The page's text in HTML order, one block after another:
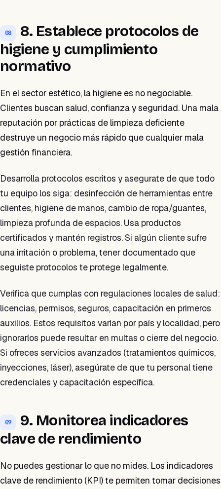
08
8. Establece protocolos de
higiene y cumplimiento
normativo
En el sector estético, la higiene es no negociable.
Clientes buscan salud, confianza y seguridad. Una mala
reputación por prácticas de limpieza deficiente
destruye un negocio más rápido que cualquier mala
gestión financiera.
Desarrolla protocolos escritos y asegurate de que todo
tu equipo los siga: desinfección de herramientas entre
clientes, higiene de manos, cambio de ropa/guantes,
limpieza profunda de espacios. Usa productos
certificados y mantén registros. Si algún cliente sufre
una irritación o problema, tener documentado que
seguiste protocolos te protege legalmente.
Verifica que cumplas con regulaciones locales de salud:
licencias, permisos, seguros, capacitación en primeros
auxilios. Estos requisitos varían por país y localidad, pero
ignorarlos puede resultar en multas o cierre del negocio.
Si ofreces servicios avanzados (tratamientos químicos,
inyecciones, láser), asegúrate de que tu personal tiene
credenciales y capacitación específica.
09
9. Monitorea indicadores
clave de rendimiento
No puedes gestionar lo que no mides. Los indicadores
clave de rendimiento (KPI) te permiten tomar decisiones